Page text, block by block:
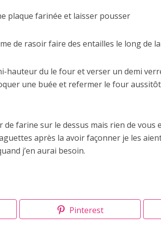
plaque farinée et laisser pousser
de rasoir faire des entailles le long de
hauteur du le four et verser un demi
une buée et refermer le four
farine sur le dessus mais rien de vous
après la avoir façonner je les
j’en aurai besoin.
Pinterest